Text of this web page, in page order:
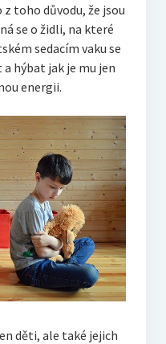
toho důvodu, že jsou
se o židli, na které
sedacím vaku se
hýbat jak je mu jen
energii.
děti, ale také jejich